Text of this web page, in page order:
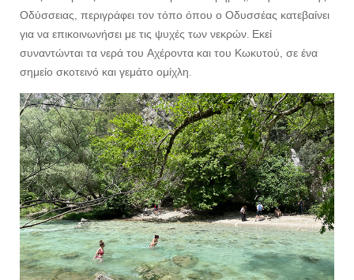
Οδύσσειας, περιγράφει τον τόπο όπου ο Οδυσσέας κατεβαίνει
για να επικοινωνήσει με τις ψυχές των νεκρών. Εκεί
συναντώνται τα νερά του Αχέροντα και του Κωκυτού, σε ένα
σημείο σκοτεινό και γεμάτο ομίχλη.